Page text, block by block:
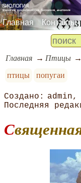
Главная Контакты
Главная Птицы
птицы
попугаи
admin